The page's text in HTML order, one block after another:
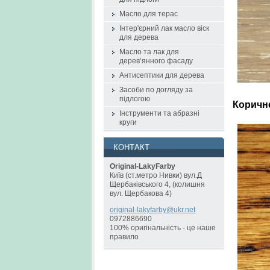
Масло для терас
Інтер'єрний лак масло віск
для дерева
Масло та лак для
дерев’янного фасаду
Антисептики для дерева
Засоби по догляду за
підлогою
Інструменти та абразні
круги
КОНТАКТ
Original-LakyFarby
Київ (ст.метро Нивки) вул.Д
Щербаківського 4, (колишня
вул. Щербакова 4)
original -lakyfarby@ukr.net
0972886690
100% оригінальність - це наше
правило